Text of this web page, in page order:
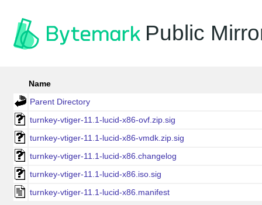
Public
Name
Parent Directory
turnkey-vtiger-11.1-lucid-x86-ovf.zip.sig
turnkey-vtiger-11.1-lucid-x86-vmdk.zip.sig
turnkey-vtiger-11.1-lucid-x86.changelog
turnkey-vtiger-11.1-lucid-x86.iso.sig
turnkey-vtiger-11.1-lucid-x86.manifest